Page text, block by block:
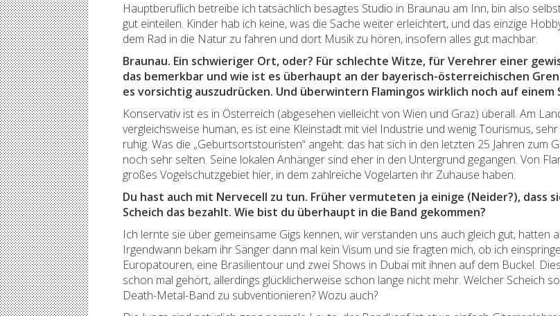
Hauptberuflich betreibe ich tatsächlich besagtes Studio in Braunau am Inn, bin also
gut einteilen. Kinder hab ich keine, was die Sache weiter erleichtert, und das einzige
dem Rad in die Natur zu fahren und dort Musik zu hören, insofern alles gut machbar.
Braunau. Ein schwieriger Ort, oder? Für schlechte Witze, für Verehrer einer
das bemerkbar und wie ist es überhaupt an der bayerisch-österreichischen
es vorsichtig auszudrücken. Und überwintern Flamingos wirklich noch auf einem
Konservativ ist es in Österreich (abgesehen vielleicht von Wien und Graz) überall. Am
vergleichsweise human, es ist eine Kleinstadt mit viel Industrie und wenig Tourismus,
ruhig. Was die „Geburtsortstouristen“ angeht: das hat sich in den letzten 25 Jahren zum
noch sehr selten. Seine lokalen Anhänger sind eher in den Untergrund gegangen. Von
großes Vogelschutzgebiet hier, in dem zahlreiche Vogelarten ihr Zuhause haben.
Du hast auch mit Nervecell zu tun. Früher vermuteten ja einige (Neider?), dass
Scheich das bezahlt. Wie bist du überhaupt in die Band gekommen?
Ich lernte sie über gemeinsame Gigs kennen, wir verstanden uns auch gleich gut, hatten
Irgendwann bekam ihr Sänger dann mal kein Visum und sie fragten mich, ob ich
Europatouren, eine Brasilientour und zwei Shows in Dubai mit ihnen auf dem Buckel.
schon mal gehört, allerdings glücklicherweise schon lange nicht mehr. Welcher Scheich
Death-Metal-Band zu subventionieren? Wozu auch?